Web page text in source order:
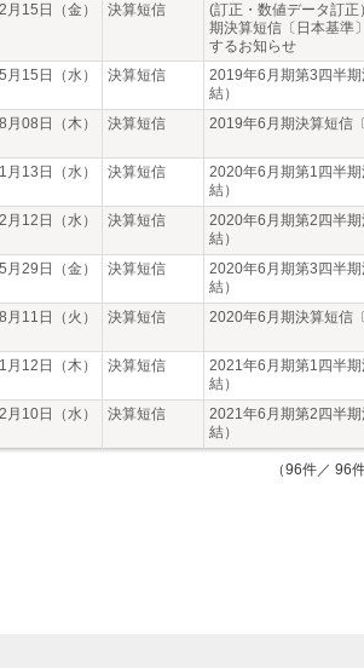
15日（金） 決算短信
(訂正・数値データ訂
期決算短信〔日本基準
するお知らせ
15日（水） 決算短信
2019年6月期第3四半
結）
08日（木） 決算短信 2019年6月期決算短信
13日（水） 決算短信
2020年6月期第1四半
結）
12日（水） 決算短信
2020年6月期第2四半
結）
29日（金） 決算短信
2020年6月期第3四半
結）
11日（火） 決算短信 2020年6月期決算短信
12日（木） 決算短信
2021年6月期第1四半
結）
10日（水） 決算短信
2021年6月期第2四半
結）
（96件／ 96